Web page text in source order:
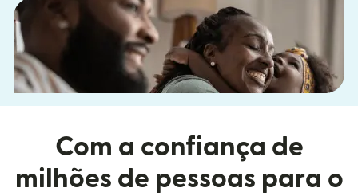
Com a confiança de
milhões de pessoas para o